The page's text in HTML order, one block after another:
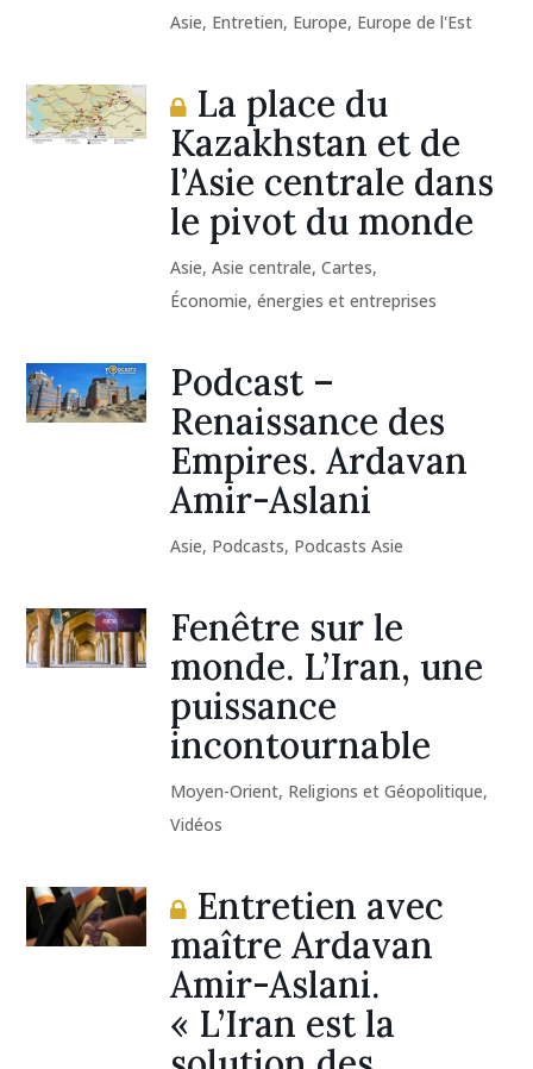
Asie, Entretien, Europe, Europe de l'Est
La place du
Kazakhstan et de
l’Asie centrale dans
le pivot du monde
Asie,Asie centrale,Cartes,
Économie, énergies et entreprises
Podcast –
Renaissance des
Empires. Ardavan
Amir-Aslani
Asie, Podcasts, Podcasts Asie
Fenêtre sur le
monde. L’Iran, une
puissance
incontournable
Moyen-Orient, Religions et Géopolitique,
Vidéos
Entretien avec
maître Ardavan
Amir-Aslani.
« L’Iran est la